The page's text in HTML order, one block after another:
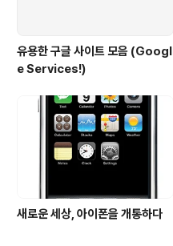
유용한 구글 사이트 모음 (Googl
e Services!)
새로운 세상, 아이폰을 개통하다